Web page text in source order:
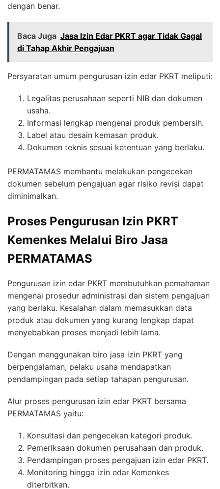
dengan benar.
Baca Juga Jasa Izin Edar PKRT agar Tidak Gagal
di Tahap Akhir Pengajuan
Persyaratan umum pengurusan izin edar PKRT meliputi:
Legalitas perusahaan seperti NIB dan dokumen
usaha.
Informasi lengkap mengenai produk pembersih.
Label atau desain kemasan produk.
Dokumen teknis sesuai ketentuan yang berlaku.
PERMATAMAS membantu melakukan pengecekan
dokumen sebelum pengajuan agar risiko revisi dapat
diminimalkan.
Proses Pengurusan Izin PKRT
Kemenkes Melalui Biro Jasa
PERMATAMAS
Pengurusan izin edar PKRT membutuhkan pemahaman
mengenai prosedur administrasi dan sistem pengajuan
yang berlaku. Kesalahan dalam memasukkan data
produk atau dokumen yang kurang lengkap dapat
menyebabkan proses menjadi lebih lama.
Dengan menggunakan biro jasa izin PKRT yang
berpengalaman, pelaku usaha mendapatkan
pendampingan pada setiap tahapan pengurusan.
Alur proses pengurusan izin edar PKRT bersama
PERMATAMAS yaitu:
Konsultasi dan pengecekan kategori produk.
Pemeriksaan dokumen perusahaan dan produk.
Pendampingan proses pengajuan izin edar PKRT.
Monitoring hingga izin edar Kemenkes
diterbitkan.